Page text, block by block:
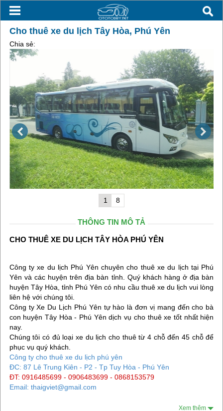
Cho thuê xe du lịch Tây Hòa, Phú Yên
Chia sẻ:
1 8
THÔNG TIN MÔ TẢ
CHO THUÊ XE DU LỊCH TÂY HÒA PHÚ YÊN
Công ty xe du lịch Phú Yên chuyên cho thuê xe du lịch tại Phú
Yên và các huyện trên địa bàn tỉnh. Quý khách hàng ở địa bàn
huyện Tây Hòa, tỉnh Phú Yên có nhu cầu thuê xe du lịch vui lòng
liên hệ với chúng tôi.
Công ty Xe Du Lịch Phú Yên tự hào là đơn vị mang đến cho bà
con huyện Tây Hòa - Phú Yên dịch vụ cho thuê xe tốt nhất hiện
nay.
Chúng tôi có đủ loại xe du lịch cho thuê từ 4 chỗ đến 45 chỗ để
phục vụ quý khách.
Công ty cho thuê xe du lịch phú yên
ĐC: 87 Lê Trung Kiên - P2 - Tp Tuy Hòa - Phú Yên
ĐT: 0916485699 - 0906483699 - 0868153579
Email: thaigviet@gmail.com
Xem thêm